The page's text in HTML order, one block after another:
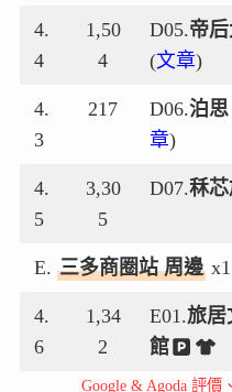
4.
4
1,50
4
D05.帝
(文章)
4.
3
217 D06.泊
章)
4.
5
3,30
5
D07.秝
E.三多商圈站 周邊 x1
4.
6
1,34
2
E01.旅居
館
Google & Agoda 評價